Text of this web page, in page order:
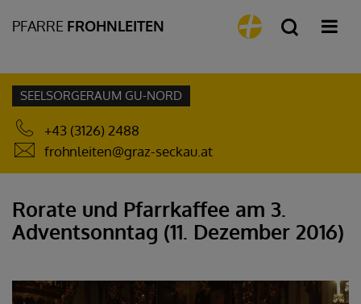
PFARRE FROHNLEITEN
SEELSORGERAUM GU-NORD
+43 (3126) 2488
frohnleiten@graz-seckau.at
Rorate und Pfarrkaffee am 3.
Adventsonntag (11. Dezember 2016)